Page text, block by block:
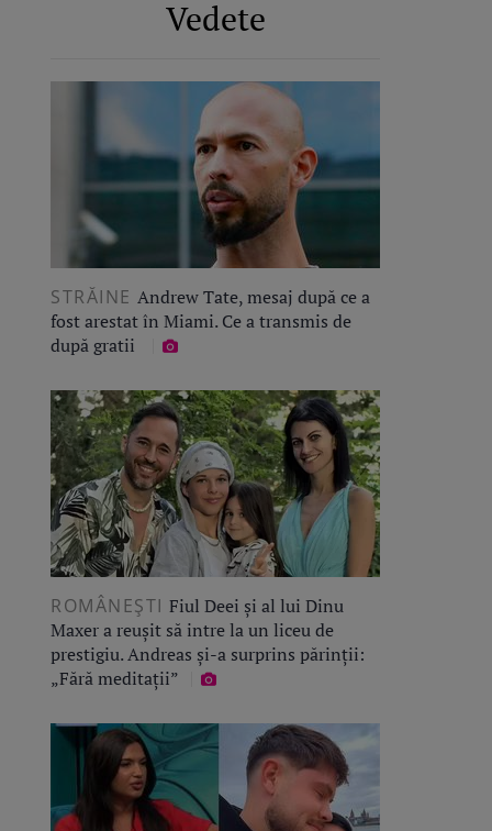
Vedete
STRĂINE Andrew Tate, mesaj după ce a
fost arestat în Miami. Ce a transmis de
după gratii
ROMÂNEŞTI Fiul Deei și al lui Dinu
Maxer a reușit să intre la un liceu de
prestigiu. Andreas și-a surprins părinții:
„Fără meditații”